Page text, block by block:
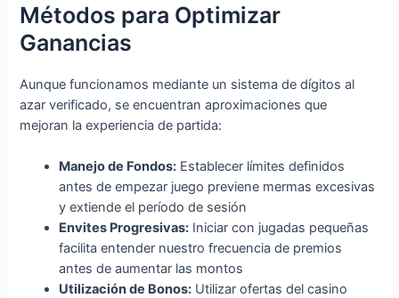
Métodos para Optimizar
Ganancias
Aunque funcionamos mediante un sistema de dígitos al
azar verificado, se encuentran aproximaciones que
mejoran la experiencia de partida:
Manejo de Fondos: Establecer límites definidos
antes de empezar juego previene mermas excesivas
y extiende el período de sesión
Envites Progresivas: Iniciar con jugadas pequeñas
facilita entender nuestro frecuencia de premios
antes de aumentar las montos
Utilización de Bonos: Utilizar ofertas del casino